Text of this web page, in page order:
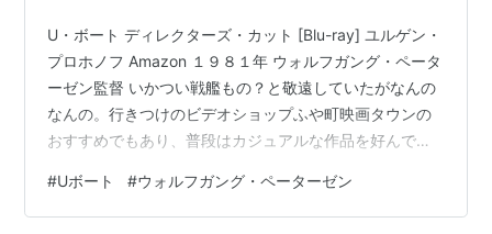
U・ボート ディレクターズ・カット [Blu-ray] ユルゲン・
プロホノフ Amazon １９８１年 ウォルフガング・ペータ
ーゼン監督 いかつい戦艦もの？と敬遠していたがなんの
なんの。行きつけのビデオショップふや町映画タウンの
おすすめでもあり、普段はカジュアルな作品を好んでる
から一糸乱れぬという感じではなく、行儀の悪い兵隊や
首脳部への批判的なことばなどもちらっと出てきて、普
#Uボート #ウォルフガング・ペーターゼン